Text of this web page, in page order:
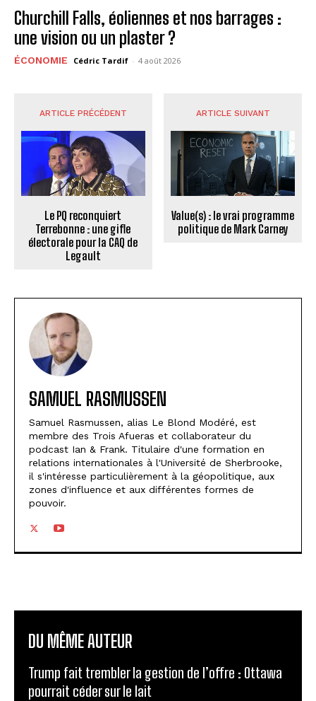
Churchill Falls, éoliennes et nos barrages :
une vision ou un plaster ?
ÉCONOMIE Cédric Tardif - 4 août 2026
ARTICLE PRÉCÉDENT
Le PQ reconquiert
Terrebonne : une gifle
électorale pour la CAQ de
Legault
ARTICLE SUIVANT
Value(s) : le vrai programme
politique de Mark Carney
SAMUEL RASMUSSEN
Samuel Rasmussen, alias Le Blond Modéré, est
membre des Trois Afueras et collaborateur du
podcast Ian & Frank. Titulaire d'une formation en
relations internationales à l'Université de Sherbrooke,
il s'intéresse particulièrement à la géopolitique, aux
zones d'influence et aux différentes formes de
pouvoir.
DU MÊME AUTEUR
Trump fait trembler la gestion de l’offre : Ottawa
pourrait céder sur le lait